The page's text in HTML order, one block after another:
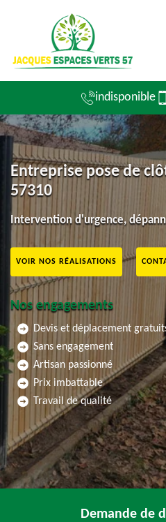
indisponible
Entreprise pose de
57310
Intervention d'urgence,
VOIR NOS RÉALISATIONS
Nos engagements
Devis et déplacement
Sans engagement
Artisan passionné
Prix imbattable
Travail de qualité
Demande de